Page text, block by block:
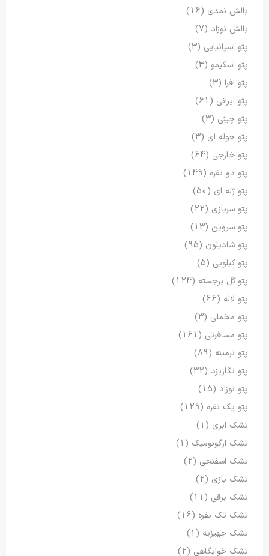
بالش نمدی (16)
بالش نوزاد (7)
پتو اسپانیایی (3)
پتو اسکیمو (3)
پتو افرا (3)
پتو ایرانی (61)
پتو چینی (3)
پتو حوله ای (3)
پتو خارجی (64)
پتو دو نفره (149)
پتو ژله ای (50)
پتو سربازی (22)
پتو سروین (13)
پتو شادیلون (95)
پتو کیلویی (5)
پتو گل برجسته (124)
پتو لاله (66)
پتو مخملی (3)
پتو مسافرتی (161)
پتو نرمینه (89)
پتو نگاریزد (32)
پتو نوزاد (15)
پتو یک نفره (129)
تشک ابری (1)
تشک ارگونومیک (1)
تشک اسفنجی (2)
تشک بازی (2)
تشک برقی (11)
تشک تک نفره (16)
تشک جهیزیه (1)
تشک خوابگاهی (2)